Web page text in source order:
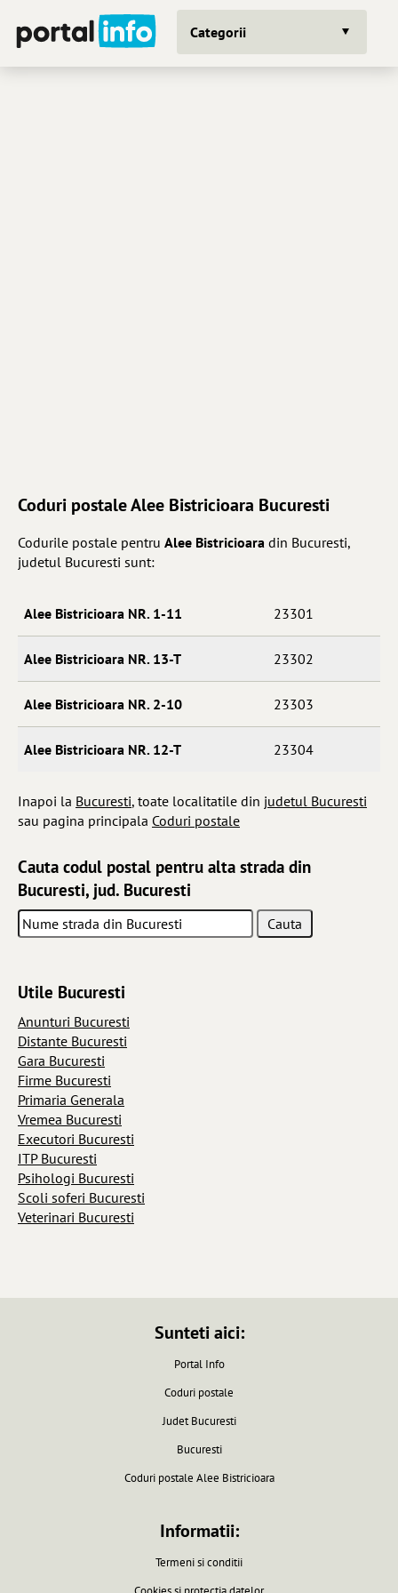
Categorii
Coduri postale Alee Bistricioara Bucuresti
Codurile postale pentru Alee Bistricioara din Bucuresti,
judetul Bucuresti sunt:
Alee Bistricioara NR. 1-11 23301
Alee Bistricioara NR. 13-T 23302
Alee Bistricioara NR. 2-10 23303
Alee Bistricioara NR. 12-T 23304
Inapoi la Bucuresti, toate localitatile din judetul Bucuresti
sau pagina principala Coduri postale
Cauta codul postal pentru alta strada din
Bucuresti, jud. Bucuresti
Utile Bucuresti
Anunturi Bucuresti
Distante Bucuresti
Gara Bucuresti
Firme Bucuresti
Primaria Generala
Vremea Bucuresti
Executori Bucuresti
ITP Bucuresti
Psihologi Bucuresti
Scoli soferi Bucuresti
Veterinari Bucuresti
Sunteti aici:
Portal Info
Coduri postale
Judet Bucuresti
Bucuresti
Coduri postale Alee Bistricioara
Informatii:
Termeni si conditii